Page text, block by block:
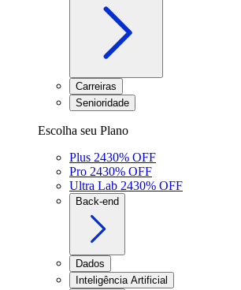
Carreiras
Senioridade
Escolha seu Plano
Plus 2430% OFF
Pro 2430% OFF
Ultra Lab 2430% OFF
Back-end
Dados
Inteligência Artificial